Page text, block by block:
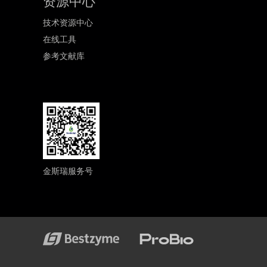
技术资源中心
在线工具
参考文献库
金斯瑞服务号